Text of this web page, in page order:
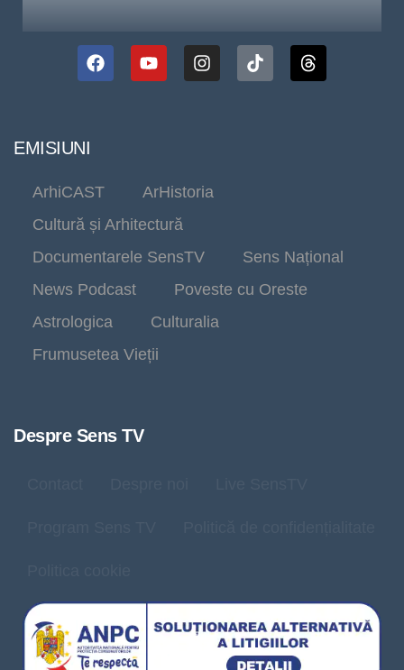
EMISIUNI
ArhiCAST
ArHistoria
Cultură și Arhitectură
Documentarele SensTV
Sens Național
News Podcast
Poveste cu Oreste
Astrologica
Culturalia
Frumusetea Vieții
Despre Sens TV